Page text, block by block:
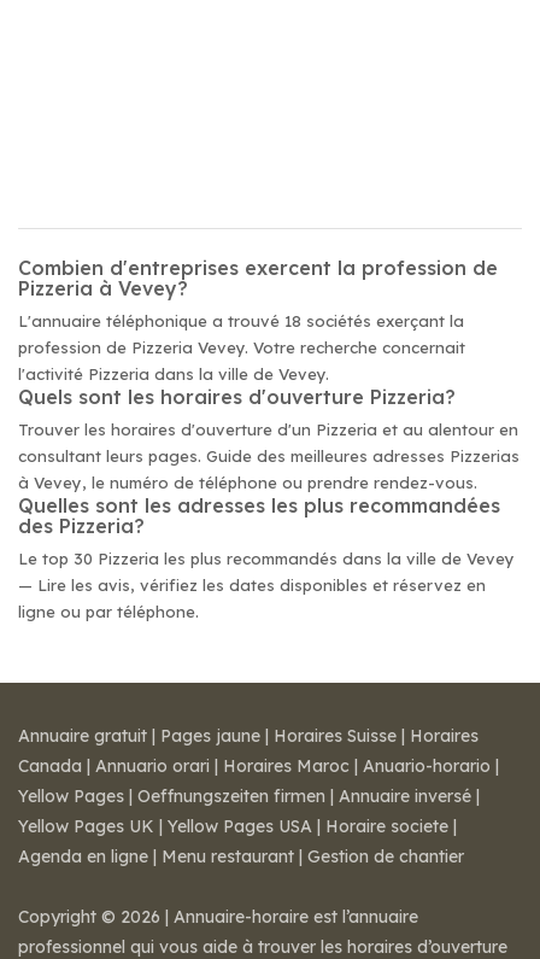
Combien d'entreprises exercent la profession de
Pizzeria à Vevey?
L'annuaire téléphonique a trouvé 18 sociétés exerçant la
profession de Pizzeria Vevey. Votre recherche concernait
l'activité Pizzeria dans la ville de Vevey.
Quels sont les horaires d'ouverture Pizzeria?
Trouver les horaires d'ouverture d'un Pizzeria et au alentour en
consultant leurs pages. Guide des meilleures adresses Pizzerias
à Vevey, le numéro de téléphone ou prendre rendez-vous.
Quelles sont les adresses les plus recommandées
des Pizzeria?
Le top 30 Pizzeria les plus recommandés dans la ville de Vevey
— Lire les avis, vérifiez les dates disponibles et réservez en
ligne ou par téléphone.
Annuaire gratuit | Pages jaune | Horaires Suisse | Horaires
Canada | Annuario orari | Horaires Maroc | Anuario-horario |
Yellow Pages | Oeffnungszeiten firmen | Annuaire inversé |
Yellow Pages UK | Yellow Pages USA | Horaire societe |
Agenda en ligne | Menu restaurant | Gestion de chantier
Copyright © 2026 | Annuaire-horaire est l’annuaire
professionnel qui vous aide à trouver les horaires d’ouverture